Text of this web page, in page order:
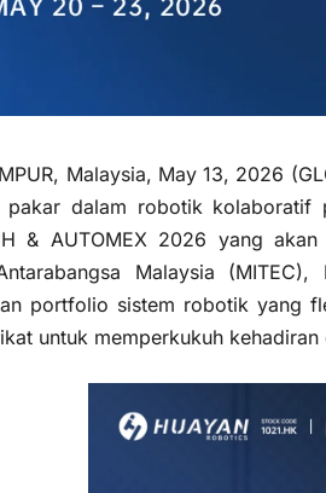
Malaysia, May 13, 2026
pakar dalam robotik kolaboratif
& AUTOMEX 2026 yang
Malaysia
portfolio sistem robotik yang
untuk memperkukuh